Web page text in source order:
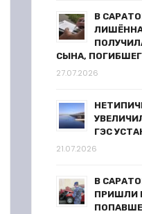
В
СЫНА,
27.07.2026
ГЭС
21.07.2026
В
ПРИШЛИ